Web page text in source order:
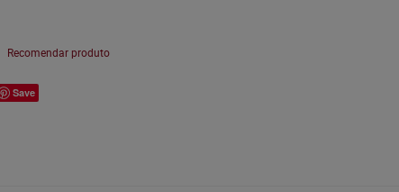
Recomendar produto
Save